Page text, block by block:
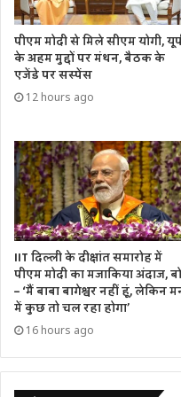
सीएम ने कहा कि प्रधानमंत्री श्री
लगातार आगे बढ़़ रहा है। पूरे देश में
कार्य संस्कृति देखने को मिल
सरकार की योजनाएं समाज के
सबसे बड़ा वैक्सीनेशन अभियान
दौरान पड़ोसी देशों को भी
वैक्सीन विभिन्न देशों को
मुख्यमंत्री ने गरीब कल्याण
करोड़ों परिवारों को इस
रहा है। उन्होंने कहा कि
को देश का सर्वश्रेष्ठ राज्य
हरिद्वार सांसद डॉ. रमेश
पीएम मोदी से मिले सीएम योगी,
के अहम मुद्दों पर मंथन, बैठक के
एजेंडे पर सस्पेंस
12 hours ago
IIT दिल्ली के दीक्षांत समारोह में
पीएम मोदी का मजाकिया अंदाज,
– ‘मैं बाबा बागेश्वर नहीं हूं, लेकिन
में कुछ तो चल रहा होगा’
16 hours ago